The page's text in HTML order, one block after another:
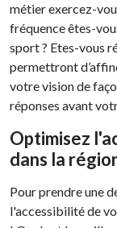
métier exercez-
fréquence êtes-
sport ? Etes-vous
permettront
votre vision de
réponses avant
Optimisez
dans la
Pour prendre une
l'accessibilité de